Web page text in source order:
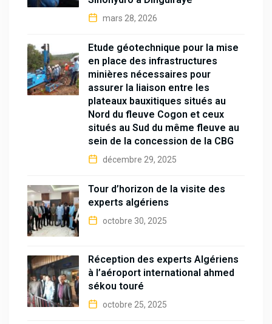
mars 28, 2026
Étude géotechnique pour la mise
en place des infrastructures
minières nécessaires pour
assurer la liaison entre les
plateaux bauxitiques situés au
Nord du fleuve Cogon et ceux
situés au Sud du même fleuve au
sein de la concession de la CBG
décembre 29, 2025
Tour d’horizon de la visite des
experts algériens
octobre 30, 2025
Réception des experts Algériens
à l’aéroport international ahmed
sékou touré
octobre 25, 2025